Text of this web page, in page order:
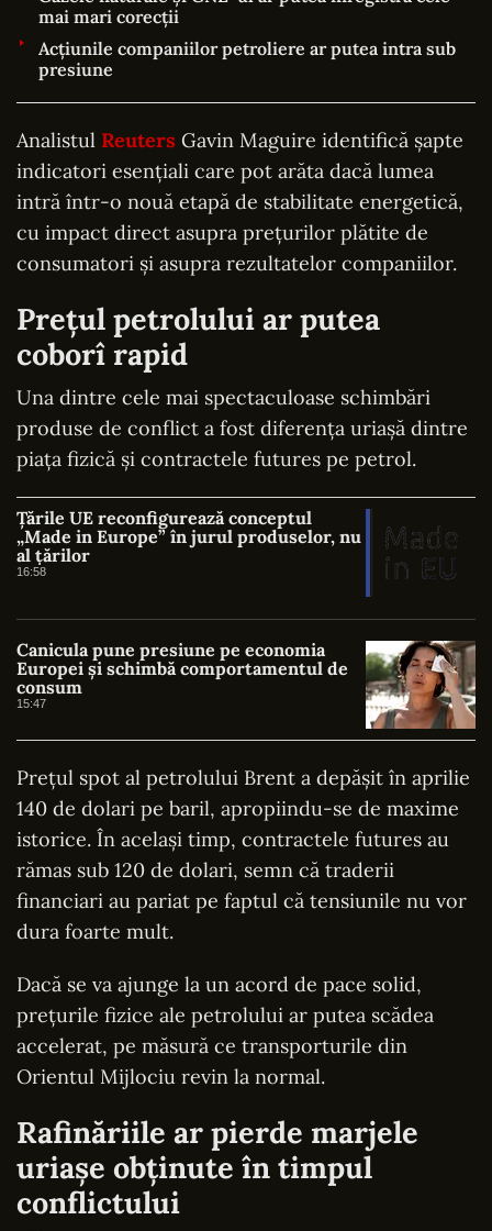
mai mari corecții
Acțiunile companiilor petroliere ar putea intra sub
presiune
Analistul Reuters Gavin Maguire identifică șapte
indicatori esențiali care pot arăta dacă lumea
intră într-o nouă etapă de stabilitate energetică,
cu impact direct asupra prețurilor plătite de
consumatori și asupra rezultatelor companiilor.
Prețul petrolului ar putea
coborî rapid
Una dintre cele mai spectaculoase schimbări
produse de conflict a fost diferența uriașă dintre
piața fizică și contractele futures pe petrol.
Țările UE reconfigurează conceptul
„Made in Europe” în jurul produselor, nu
al țărilor
16:58
Canicula pune presiune pe economia
Europei și schimbă comportamentul de
consum
15:47
Prețul spot al petrolului Brent a depășit în aprilie
140 de dolari pe baril, apropiindu-se de maxime
istorice. În același timp, contractele futures au
rămas sub 120 de dolari, semn că traderii
financiari au pariat pe faptul că tensiunile nu vor
dura foarte mult.
Dacă se va ajunge la un acord de pace solid,
prețurile fizice ale petrolului ar putea scădea
accelerat, pe măsură ce transporturile din
Orientul Mijlociu revin la normal.
Rafinăriile ar pierde marjele
uriașe obținute în timpul
conflictului